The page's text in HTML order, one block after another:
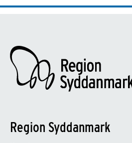
Region Syddanmark